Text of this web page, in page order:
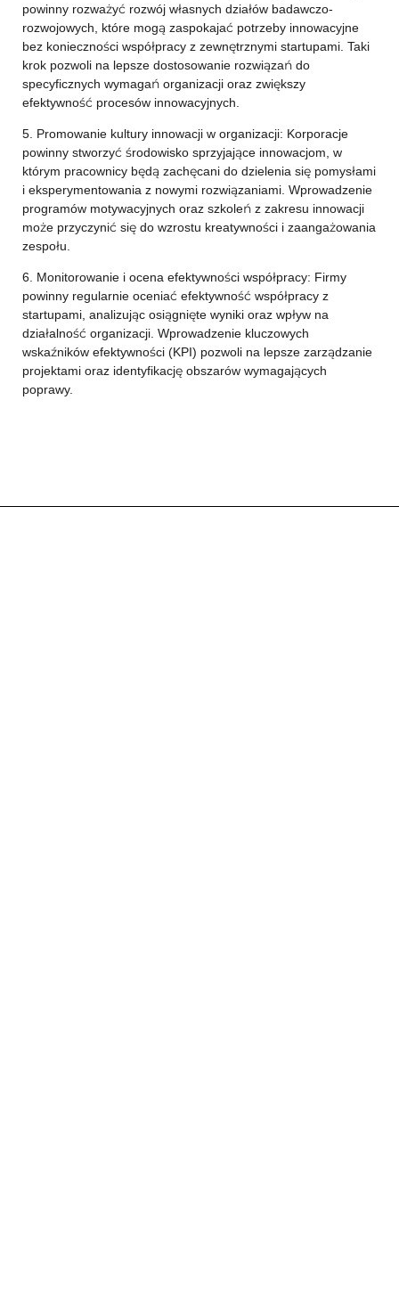
powinny rozważyć rozwój własnych działów badawczo-
rozwojowych, które mogą zaspokajać potrzeby innowacyjne
bez konieczności współpracy z zewnętrznymi startupami. Taki
krok pozwoli na lepsze dostosowanie rozwiązań do
specyficznych wymagań organizacji oraz zwiększy
efektywność procesów innowacyjnych.
5. Promowanie kultury innowacji w organizacji: Korporacje
powinny stworzyć środowisko sprzyjające innowacjom, w
którym pracownicy będą zachęcani do dzielenia się pomysłami
i eksperymentowania z nowymi rozwiązaniami. Wprowadzenie
programów motywacyjnych oraz szkoleń z zakresu innowacji
może przyczynić się do wzrostu kreatywności i zaangażowania
zespołu.
6. Monitorowanie i ocena efektywności współpracy: Firmy
powinny regularnie oceniać efektywność współpracy z
startupami, analizując osiągnięte wyniki oraz wpływ na
działalność organizacji. Wprowadzenie kluczowych
wskaźników efektywności (KPI) pozwoli na lepsze zarządzanie
projektami oraz identyfikację obszarów wymagających
poprawy.